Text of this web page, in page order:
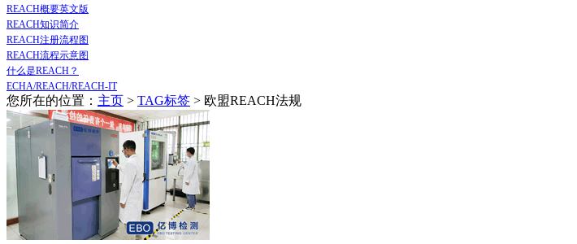
REACH概要英文版
REACH知识简介
REACH注册流程图
REACH流程示意图
什么是REACH？
ECHA/REACH/REACH-IT
您所在的位置： 主页 > TAG标签 > 欧盟REACH法规